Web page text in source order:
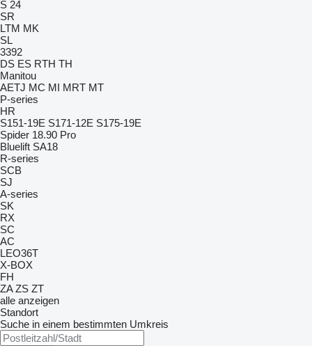
S 24
SR
LTM MK
SL
3392
DS ES RTH TH
Manitou
AETJ MC MI MRT MT
P-series
HR
S151-19E S171-12E S175-19E
Spider 18.90 Pro
Bluelift SA18
R-series
SCB
SJ
A-series
SK
RX
SC
AC
LEO36T
X-BOX
FH
ZA ZS ZT
alle anzeigen
Standort
Suche in einem bestimmten Umkreis